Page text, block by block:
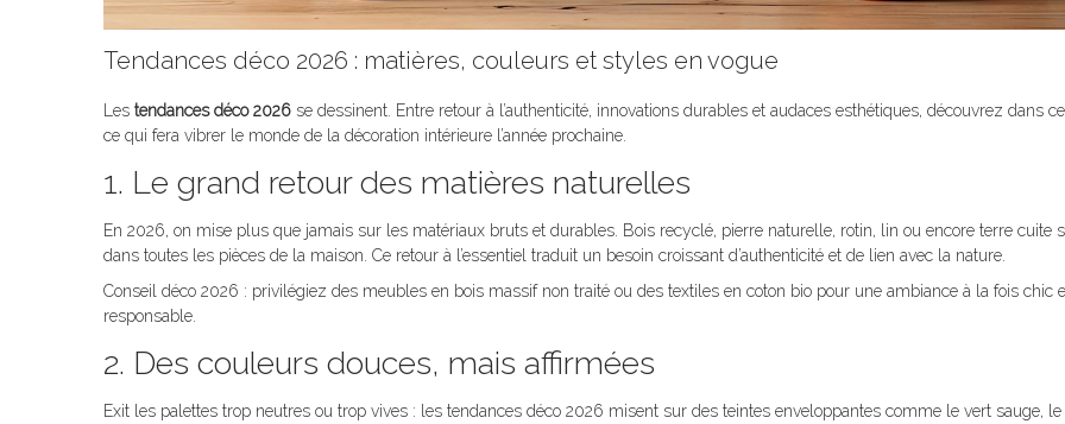
Tendances déco 2026 : matières, couleurs et styles en vogue
Les tendances déco 2026 se dessinent. Entre retour à l’authenticité, innovations durables et audaces esthétiques, découvrez dans
ce qui fera vibrer le monde de la décoration intérieure l’année prochaine.
1. Le grand retour des matières naturelles
En 2026, on mise plus que jamais sur les matériaux bruts et durables. Bois recyclé, pierre naturelle, rotin, lin ou encore terre cuite
dans toutes les pièces de la maison. Ce retour à l’essentiel traduit un besoin croissant d’authenticité et de lien avec la nature.
Conseil déco 2026 : privilégiez des meubles en bois massif non traité ou des textiles en coton bio pour une ambiance à la fois chic
responsable.
2. Des couleurs douces, mais affirmées
Exit les palettes trop neutres ou trop vives : les tendances déco 2026 misent sur des teintes enveloppantes comme le vert sauge, le